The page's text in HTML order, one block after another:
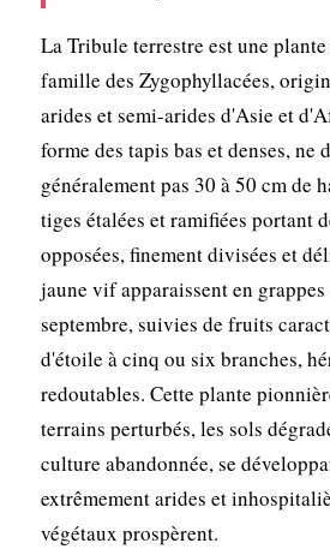
La Tribule terrestre est une
famille des Zygophyllacées,
arides et semi-arides d'Asie et
forme des tapis bas et denses, ne
généralement pas 30 à 50 cm de
tiges étalées et ramifiées portant
opposées, finement divisées et
jaune vif apparaissent en grappes
septembre, suivies de fruits
d'étoile à cinq ou six branches,
redoutables. Cette plante
terrains perturbés, les sols
culture abandonnée, se
extrêmement arides et
végétaux prospèrent.